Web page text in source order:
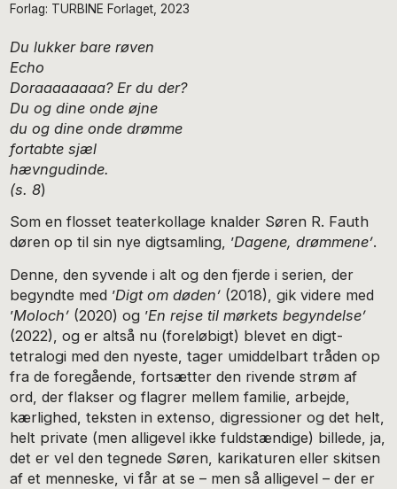
Forlag: TURBINE Forlaget, 2023
Du lukker bare røven
Echo
Doraaaaaaaa? Er du der?
Du og dine onde øjne
du og dine onde drømme
fortabte sjæl
hævngudinde.
(s. 8)
Som en flosset teaterkollage knalder Søren R. Fauth
døren op til sin nye digtsamling, ’Dagene, drømmene’.
Denne, den syvende i alt og den fjerde i serien, der
begyndte med ’Digt om døden’ (2018), gik videre med
’Moloch’ (2020) og ’En rejse til mørkets begyndelse’
(2022), og er altså nu (foreløbigt) blevet en digt-
tetralogi med den nyeste, tager umiddelbart tråden op
fra de foregående, fortsætter den rivende strøm af
ord, der flakser og flagrer mellem familie, arbejde,
kærlighed, teksten in extenso, digressioner og det helt,
helt private (men alligevel ikke fuldstændige) billede, ja,
det er vel den tegnede Søren, karikaturen eller skitsen
af et menneske, vi får at se – men så alligevel – der er